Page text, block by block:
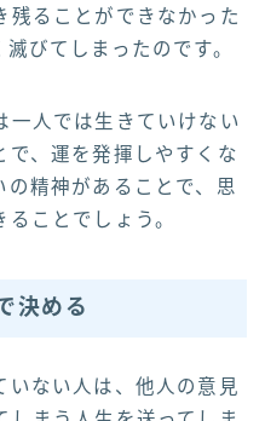
残ることができなかった
びてしまったのです。
一人では生きていけない
で、運を発揮しやすくな
の精神があることで、思
ことでしょう。
決める
いない人は、他人の意見